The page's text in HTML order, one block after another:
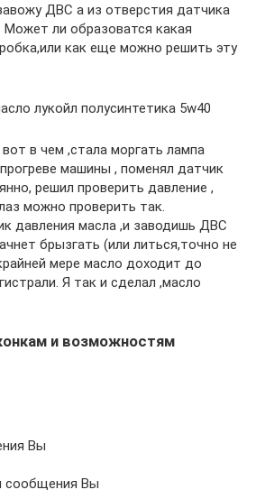
ДВС а из отверстия датчика
Может ли образоватся какая
как еще можно решить эту
лукойл полусинтетика 5w40
в чем ,стала моргать лампа
машины , поменял датчик
решил проверить давление ,
можно проверить так.
давления масла ,и заводишь ДВС
брызгать (или литься,точно не
мере масло доходит до
Я так и сделал ,масло
и возможностям
Вы
сообщения Вы